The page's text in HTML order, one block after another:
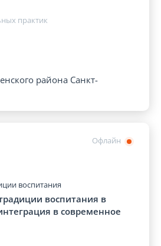
практик
района Санкт-
Офлайн
воспитания
воспитания в
в современное